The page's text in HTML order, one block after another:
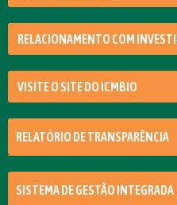
RELACIONAMENTO COM
VISITE O SITE DO ICMBIO
RELATÓRIO DE TRANSPARÊNCIA
SISTEMA DE GESTÃO INTEGRADA